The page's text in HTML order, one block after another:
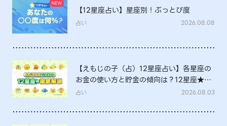
【12星座占い】星座別！ぶっとび度
占い 2026.08.08
【えもじの子（占）12星座占い】各星座の
お金の使い方と貯金の傾向は？12星座★徹
底解説
占い 2026.08.03